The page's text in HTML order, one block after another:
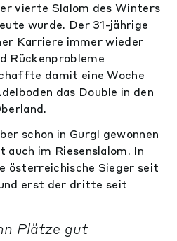
vierte Slalom des Winters
wurde. Der 31-jährige
Karriere immer wieder
Rückenprobleme
damit eine Woche
das Double in den
schon in Gurgl gewonnen
im Riesenslalom. In
österreichische Sieger seit
erst der dritte seit
Plätze gut